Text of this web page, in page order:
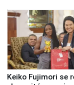
Keiko Fujimori se